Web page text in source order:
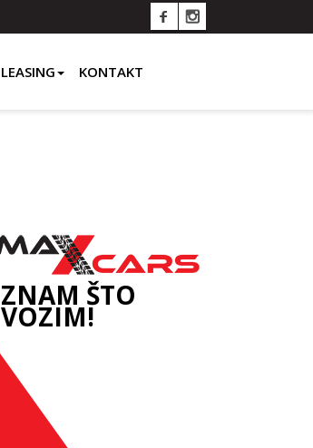
LEASING KONTAKT
ZNAM ŠTO
VOZIM!